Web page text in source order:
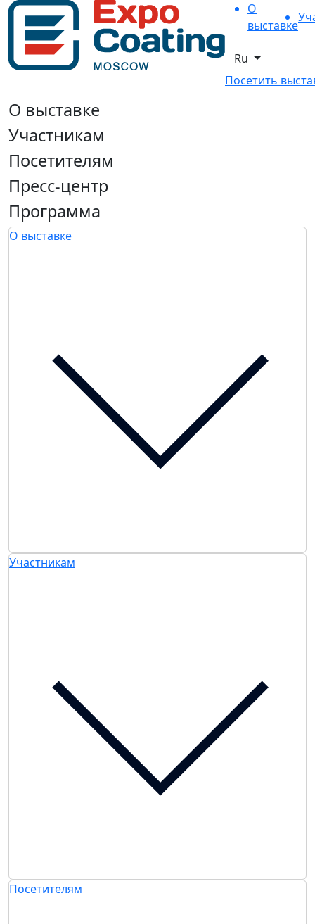
О
выставке
Ru
Посетить
О выставке
Участникам
Посетителям
Пресс-центр
Программа
О выставке
Участникам
Посетителям